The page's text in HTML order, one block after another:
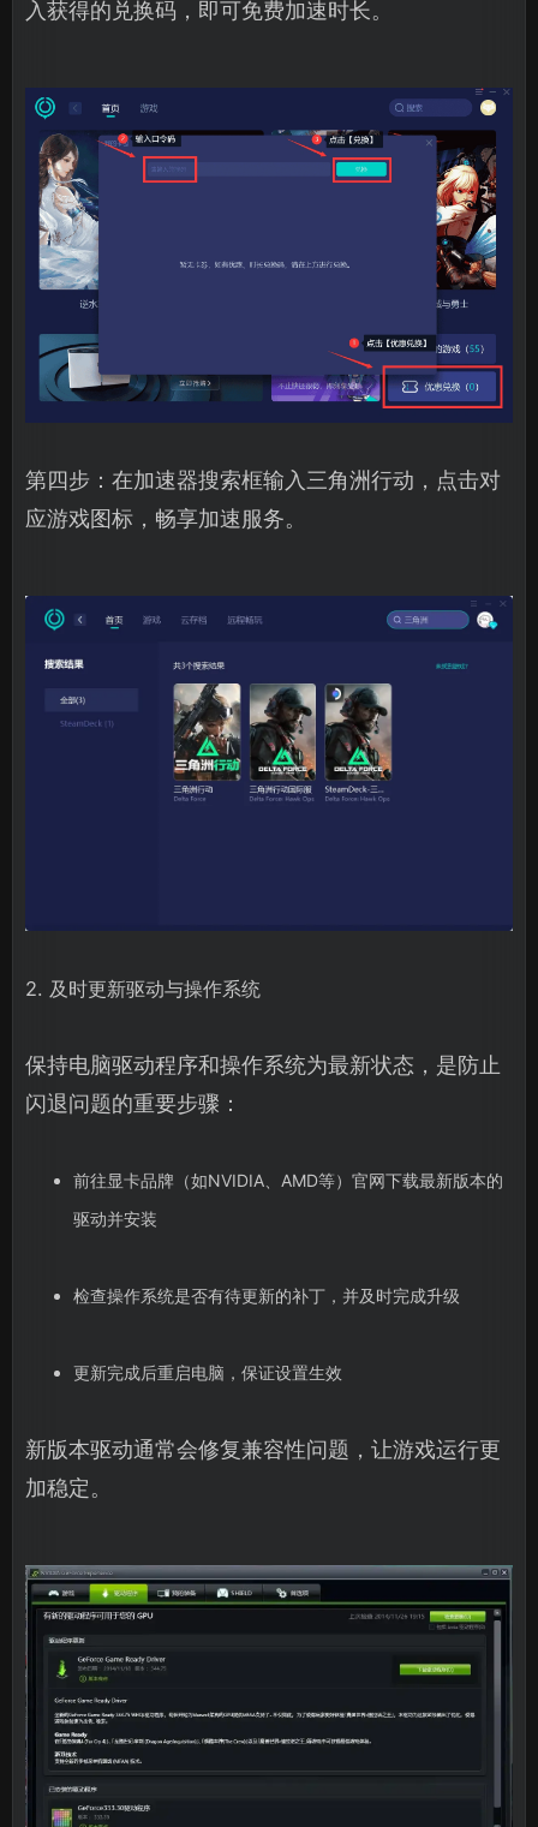
入获得的兑换码，即可免费加速时长。
第四步：在加速器搜索框输入三角洲行动，点击对
应游戏图标，畅享加速服务。
2. 及时更新驱动与操作系统
保持电脑驱动程序和操作系统为最新状态，是防止
闪退问题的重要步骤：
前往显卡品牌（如NVIDIA、AMD等）官网下载最新版本的
驱动并安装
检查操作系统是否有待更新的补丁，并及时完成升级
更新完成后重启电脑，保证设置生效
新版本驱动通常会修复兼容性问题，让游戏运行更
加稳定。